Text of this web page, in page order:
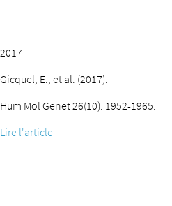
2017
Gicquel, E., et al. (2017).
Hum Mol Genet 26(10): 1952-1965.
Lire l'article